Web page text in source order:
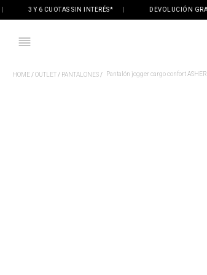
3 Y 6 CUOTAS SIN INTERÉS* | DEVOLUCIÓN GRATIS
OUTLET PANTALONES Pantalón jogger cargo confort ASHER